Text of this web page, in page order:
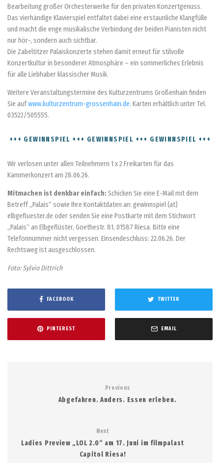
Bearbeitung großer Orchesterwerke für den privaten Konzertgenuss.
Das vierhändige Klavierspiel entfaltet dabei eine erstaunliche Klangfülle
und macht die enge musikalische Verbindung der beiden Pianisten nicht
nur hör-, sondern auch sichtbar.
Die Zabeltitzer Palaiskonzerte stehen damit erneut für stilvolle
Konzertkultur in besonderer Atmosphäre – ein sommerliches Erlebnis
für alle Liebhaber klassischer Musik.
Weitere Veranstaltungstermine des Kulturzentrums Großenhain finden
Sie aufwww.kulturzentrum-grossenhain.de. Karten erhältlich unter Tel.
03522/505555.
+++ GEWINNSPIEL +++ GEWINNSPIEL +++ GEWINNSPIEL +++
Wir verlosen unter allen Teilnehmern 1 x 2 Freikarten für das
Kammerkonzert am 28.06.26.
Mitmachen ist denkbar einfach: Schicken Sie eine E-Mail mit dem
Betreff „Palais“ sowie Ihre Kontaktdaten an: gewinnspiel (at)
elbgefluester.de oder senden Sie eine Postkarte mit dem Stichwort
„Palais“ an Elbgeflüster, Goethestr. 81, 01587 Riesa. Bitte eine
Telefonnummer nicht vergessen. Einsendeschluss: 22.06.26. Der
Rechtsweg ist ausgeschlossen.
Foto: Sylvio Dittrich
FACEBOOK TWITTER
PINTEREST EMAIL
Previous
Abgefahren. Anders. Essen erleben.
Next
Ladies Preview „LOL 2.0“ am 17. Juni im filmpalast
Capitol Riesa!